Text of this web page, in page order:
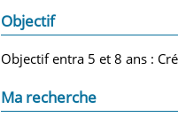
Objectif
Objectif entra 5 et 8 ans :
Ma recherche